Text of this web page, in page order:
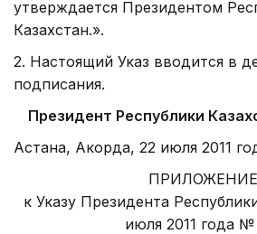
утверждается Президентом
Казахстан.».
2. Настоящий Указ вводится в
подписания.
Президент Республики
Астана, Акорда, 22 июля 2011
ПРИЛОЖЕНИЕ
к Указу Президента
июля 2011 года №